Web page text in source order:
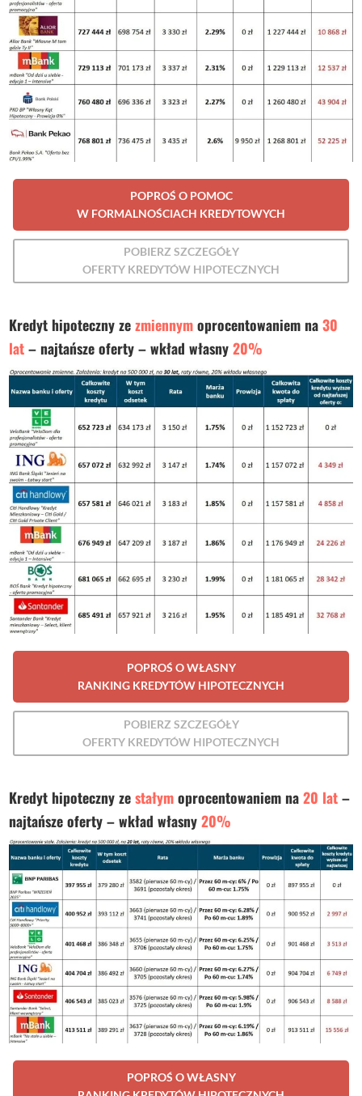
POPROŚ O POMOC
W FORMALNOŚCIACH KREDYTOWYCH
POBIERZ SZCZEGÓŁY
OFERTY KREDYTÓW HIPOTECZNYCH
Kredyt hipoteczny zezmiennymoprocentowaniem na30
lat– najtańsze oferty – wkład własny20%
POPROŚ O WŁASNY
RANKING KREDYTÓW HIPOTECZNYCH
POBIERZ SZCZEGÓŁY
OFERTY KREDYTÓW HIPOTECZNYCH
Kredyt hipoteczny zestałymoprocentowaniem na20 lat–
najtańsze oferty – wkład własny20%
POPROŚ O WŁASNY